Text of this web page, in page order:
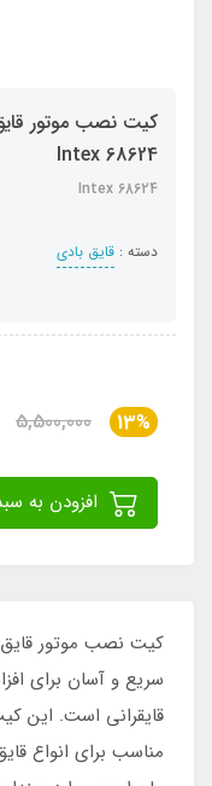
کیت نصب موتور
Intex 68624
Intex 68624
دسته : قایق بادی
13%
5,500,000
سریع و آسان برای
قایقرانی است. این
مناسب برای انواع